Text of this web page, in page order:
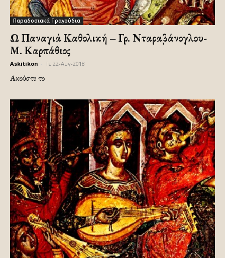
Παραδοσιακά Τραγούδια
Ω Παναγιά Καθολική – Γρ. Νταραβάνογλου-
Μ. Καρπάθιος
Askitikon Τε 22-Αυγ-2018
Ακούστε το